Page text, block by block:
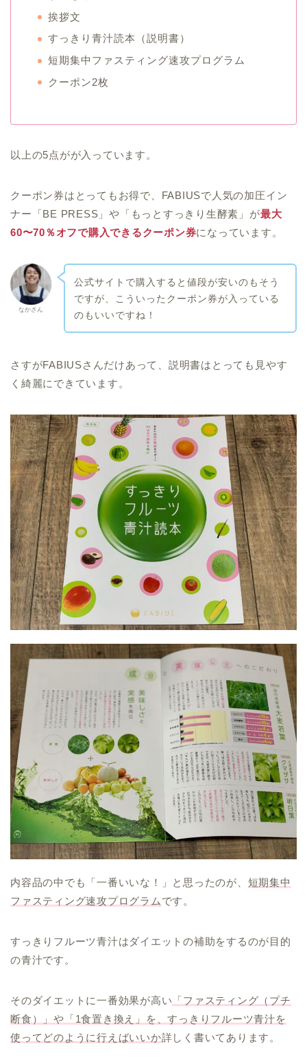
挨拶文
すっきり青汁読本（説明書）
短期集中ファスティング速攻プログラム
クーポン2枚
以上の5点がが入っています。
クーポン券はとってもお得で、FABIUSで人気の加圧イン
ナー「BE PRESS」や「もっとすっきり生酵素」が最大
60〜70％オフで購入できるクーポン券になっています。
なかさん
公式サイトで購入すると値段が安いのもそう
ですが、こういったクーポン券が入っている
のもいいですね！
さすがFABIUSさんだけあって、説明書はとっても見やす
く綺麗にできています。
内容品の中でも「一番いいな！」と思ったのが、 短期集中
ファスティング速攻プログラム です。
すっきりフルーツ青汁はダイエットの補助をするのが目的
の青汁です。
そのダイエットに一番効果が高い 「ファスティング（プチ
断食）」や「1食置き換え」を、すっきりフルーツ青汁を
使ってどのように行えばいいか詳しく書いてあります。